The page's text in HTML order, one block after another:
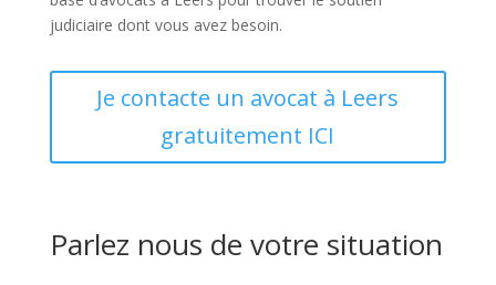
judiciaire dont vous avez besoin.
Je contacte un avocat à Leers
gratuitement ICI
Parlez nous de votre situation